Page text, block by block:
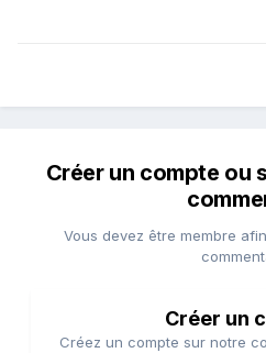
Créer un compte ou
Vous devez être membre
Créer un
Créez un compte sur notre